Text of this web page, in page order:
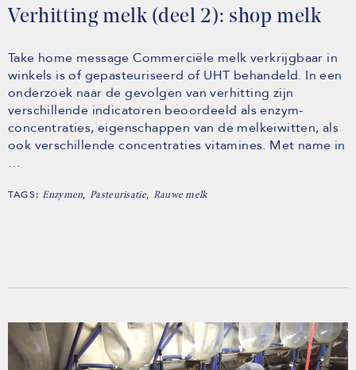
Verhitting melk (deel 2): shop melk
Take home message Commerciële melk verkrijgbaar in
winkels is of gepasteuriseerd of UHT behandeld. In een
onderzoek naar de gevolgen van verhitting zijn
verschillende indicatoren beoordeeld als enzym-
concentraties, eigenschappen van de melkeiwitten, als
ook verschillende concentraties vitamines. Met name in
…
TAGS:Enzymen, Pasteurisatie, Rauwe melk